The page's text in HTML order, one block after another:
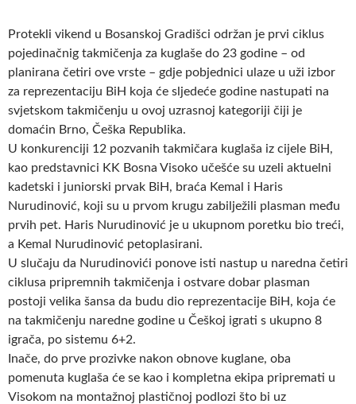
Protekli vikend u Bosanskoj Gradišci održan je prvi ciklus
pojedinačnig takmičenja za kuglaše do 23 godine – od
planirana četiri ove vrste – gdje pobjednici ulaze u uži izbor
za reprezentaciju BiH koja će sljedeće godine nastupati na
svjetskom takmičenju u ovoj uzrasnoj kategoriji čiji je
domaćin Brno, Češka Republika.
U konkurenciji 12 pozvanih takmičara kuglaša iz cijele BiH,
kao predstavnici KK Bosna Visoko učešće su uzeli aktuelni
kadetski i juniorski prvak BiH, braća Kemal i Haris
Nurudinović, koji su u prvom krugu zabilježili plasman među
prvih pet. Haris Nurudinović je u ukupnom poretku bio treći,
a Kemal Nurudinović petoplasirani.
U slučaju da Nurudinovići ponove isti nastup u naredna četiri
ciklusa pripremnih takmičenja i ostvare dobar plasman
postoji velika šansa da budu dio reprezentacije BiH, koja će
na takmičenju naredne godine u Češkoj igrati s ukupno 8
igrača, po sistemu 6+2.
Inače, do prve prozivke nakon obnove kuglane, oba
pomenuta kuglaša će se kao i kompletna ekipa pripremati u
Visokom na montažnoj plastičnoj podlozi što bi uz